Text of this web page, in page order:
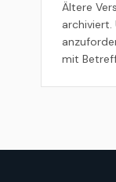
Ältere
archiviert.
mit